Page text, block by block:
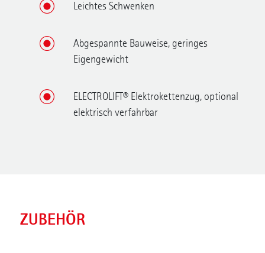
Leichtes Schwenken
Abgespannte Bauweise, geringes
Eigengewicht
ELECTROLIFT® Elektrokettenzug, optional
elektrisch verfahrbar
ZUBEHÖR